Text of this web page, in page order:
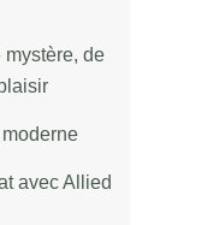
de
avec Allied